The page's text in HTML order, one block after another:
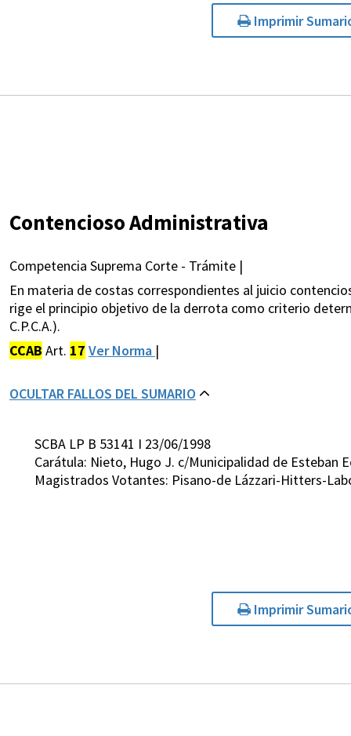
Imprimir
Contencioso Administrativa
Competencia Suprema Corte - Trámite |
En materia de costas correspondientes al juicio
rige el principio objetivo de la derrota como criterio
C.P.C.A.).
CCAB Art. 17 Ver Norma |
OCULTAR FALLOS DEL SUMARIO
SCBA LP B 53141 I 23/06/1998
Carátula: Nieto, Hugo J. c/Municipalidad de Esteban
Magistrados Votantes: Pisano-de Lázzari-Hitters-
Imprimir